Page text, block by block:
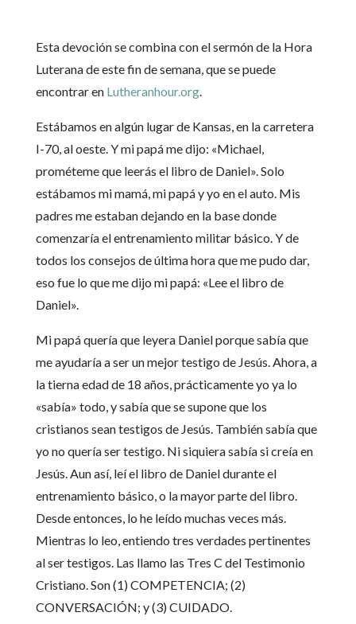
Esta devoción se combina con el sermón de la Hora
Luterana de este fin de semana, que se puede
encontrar en Lutheranhour.org.
Estábamos en algún lugar de Kansas, en la carretera
I-70, al oeste. Y mi papá me dijo: «Michael,
prométeme que leerás el libro de Daniel». Solo
estábamos mi mamá, mi papá y yo en el auto. Mis
padres me estaban dejando en la base donde
comenzaría el entrenamiento militar básico. Y de
todos los consejos de última hora que me pudo dar,
eso fue lo que me dijo mi papá: «Lee el libro de
Daniel».
Mi papá quería que leyera Daniel porque sabía que
me ayudaría a ser un mejor testigo de Jesús. Ahora, a
la tierna edad de 18 años, prácticamente yo ya lo
«sabía» todo, y sabía que se supone que los
cristianos sean testigos de Jesús. También sabía que
yo no quería ser testigo. Ni siquiera sabía si creía en
Jesús. Aun así, leí el libro de Daniel durante el
entrenamiento básico, o la mayor parte del libro.
Desde entonces, lo he leído muchas veces más.
Mientras lo leo, entiendo tres verdades pertinentes
al ser testigos. Las llamo las Tres C del Testimonio
Cristiano. Son (1) COMPETENCIA; (2)
CONVERSACIÓN; y (3) CUIDADO.